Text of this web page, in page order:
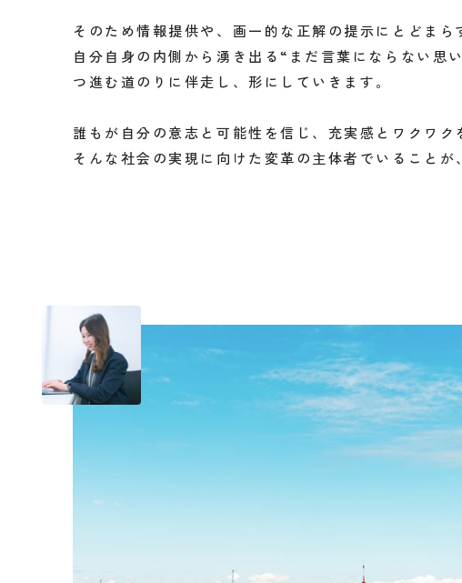
そのため情報提供や、画一的な正解の提示にとどまら
自分自身の内側から湧き出る“まだ言葉にならない思
つ進む道のりに伴走し、形にしていきます。
誰もが自分の意志と可能性を信じ、充実感とワクワク
そんな社会の実現に向けた変革の主体者でいること